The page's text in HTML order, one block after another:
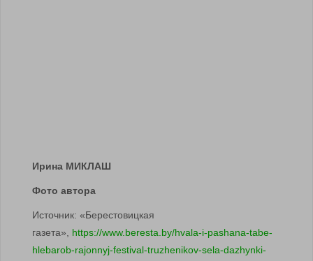
Ирина МИКЛАШ
Фото автора
Источник: «Берестовицкая
газета», https://www.beresta.by/hvala-i-pashana-tabe-
hlebarob-rajonnyj-festival-truzhenikov-sela-dazhynki-